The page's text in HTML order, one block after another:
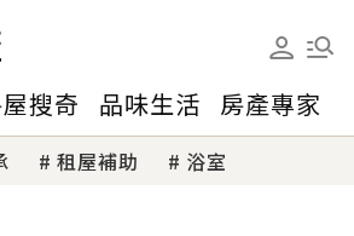
搜奇 品味生活 房產專家
租屋補助 浴室